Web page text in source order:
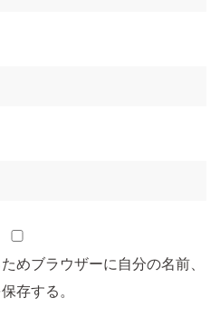
めブラウザーに自分の名前、
存する。